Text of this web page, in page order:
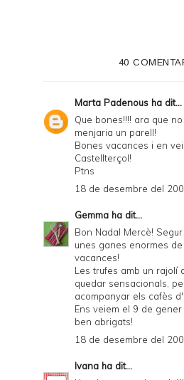
40
Marta Padenous ha dit...
Que bones!!!! ara que
menjaria un parell!
Bones vacances i en
Castellterçol!
Ptns
18 de desembre del
Gemma ha dit...
Bon Nadal Mercè!
unes ganes enormes
vacances!
Les trufes amb un rajolí
quedar sensacionals,
acompanyar els cafès
Ens veiem el 9 de
ben abrigats!
18 de desembre del
Ivana ha dit...